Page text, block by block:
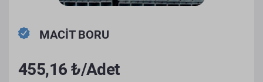
MACİT BORU
455,16 ₺/Adet